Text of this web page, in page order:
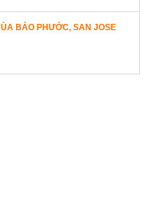
BẢO PHƯỚC, SAN JOSE